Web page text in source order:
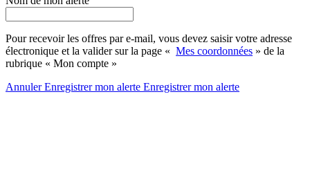
Pour recevoir les offres par e-mail, vous devez saisir votre adresse
électronique et la valider sur la page « Mes coordonnées » de la
rubrique « Mon compte »
AnnulerEnregistrer mon alerte Enregistrermon alerte